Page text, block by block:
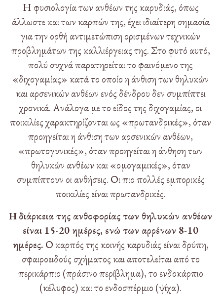
Η φυσιολογία των ανθέων της καρυδιάς, όπως
άλλωστε και των καρπών της, έχει ιδιαίτερη σημασία
για την ορθή αντιμετώπιση ορισμένων τεχνικών
προβλημάτων της καλλιέργειας της. Στο φυτό αυτό,
πολύ συχνά παρατηρείται το φαινόμενο της
«διχογαμίας» κατά το οποίο η άνθιση των θηλυκών
και αρσενικών ανθέων ενός δένδρου δεν συμπίπτει
χρονικά. Ανάλογα με το είδος της διχογαμίας, οι
ποικιλίες χαρακτηρίζονται ως «πρωτανδρικές», όταν
προηγείται η άνθιση των αρσενικών ανθέων,
«πρωτογυνικές», όταν προηγείται η άνθηση των
θηλυκών ανθέων και «ομογαμικές», όταν
συμπίπτουν οι ανθήσεις. Οι πιο πολλές εμπορικές
ποικιλίες είναι πρωτανδρικές.
Η διάρκεια της ανθοφορίας των θηλυκών ανθέων
είναι 15-20 ημέρες, ενώ των αρρένων 8-10
ημέρες. Ο καρπός της κοινής καρυδιάς είναι δρύπη,
σφαιροειδούς σχήματος και αποτελείται από το
περικάρπιο (πράσινο περίβλημα), το ενδοκάρπιο
(κέλυφος) και το ενδοσπέρμιο (ψίχα).